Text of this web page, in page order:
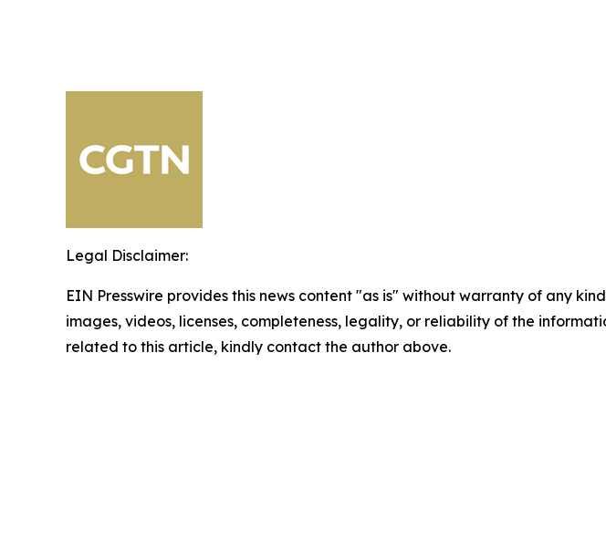
Legal Disclaimer:
EIN Presswire provides this news content "as is" without warranty of any
images, videos, licenses, completeness, legality, or reliability of the
related to this article, kindly contact the author above.